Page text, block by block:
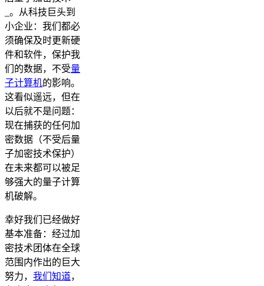
_。从科技巨头到
小企业：我们都必
须确保及时更新硬
件和软件，保护我
们的数据，不受量
子计算机的影响。
这看似遥远，但在
以后就不是问题：
现在捕获的任何加
密数据（不受后量
子加密技术保护）
在未来都可以被足
够强大的量子计算
机破解。
幸好我们已经做好
基本准备：经过加
密技术团体在全球
范围内作出的巨大
努力， 我们知道，